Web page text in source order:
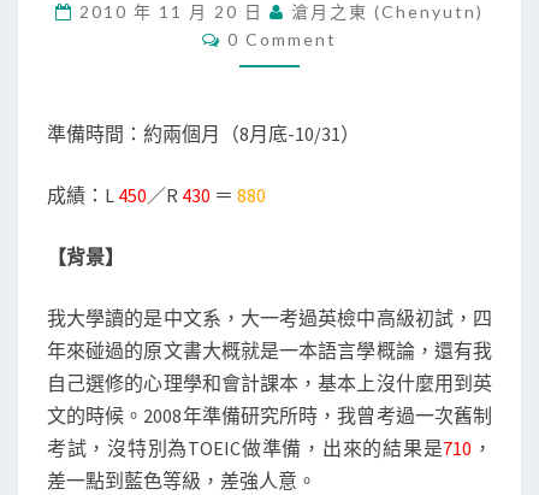
C
考
試
備
方
0
到
8
8
0
之
路
2010 年 11 月 20 日
滄月之東 (chenyutn)
C
O
0 Comment
準備時間：約兩個月（8月底-10/31）
成績：L 450／R 430 ＝ 880
【背景】
我大學讀的是中文系，大一考過英檢中高級初試，四
年來碰過的原文書大概就是一本語言學概論，還有我
自己選修的心理學和會計課本，基本上沒什麼用到英
文的時候。2008年準備研究所時，我曾考過一次舊制
考試，沒特別為TOEIC做準備，出來的結果是710 ，
差一點到藍色等級，差強人意。